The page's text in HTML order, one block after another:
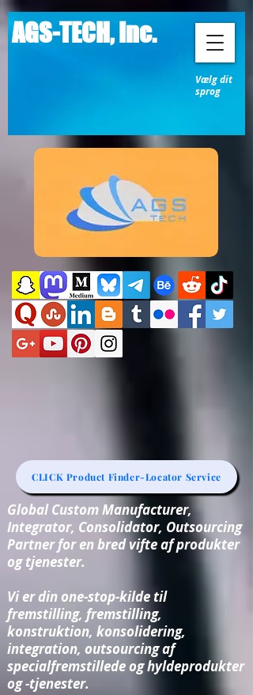
AGS-TECH, Inc.
Vælg dit
sprog
CLICK Product Finder-Locator Service
Global Custom Manufacturer,
Integrator, Consolidator, Outsourcing
Partner for en bred vifte af produkter
og tjenester.
Vi er din one-stop-kilde til
fremstilling, fremstilling,
konstruktion, konsolidering,
integration, outsourcing af
specialfremstillede og hyldeprodukter
og -tjenester.